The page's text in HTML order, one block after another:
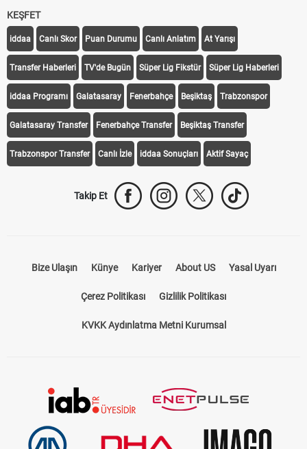
KEŞFET
iddaa Canlı Skor Puan Durumu Canlı Anlatım At Yarışı
Transfer Haberleri TV'de Bugün Süper Lig Fikstür Süper Lig Haberleri
iddaa Programı Galatasaray Fenerbahçe Beşiktaş Trabzonspor
Galatasaray Transfer Fenerbahçe Transfer Beşiktaş Transfer
Trabzonspor Transfer Canlı İzle iddaa Sonuçları Aktif Sayaç
Takip Et
Bize Ulaşın Künye Kariyer About US Yasal Uyarı
Çerez Politikası Gizlilik Politikası
KVKK Aydınlatma Metni Kurumsal